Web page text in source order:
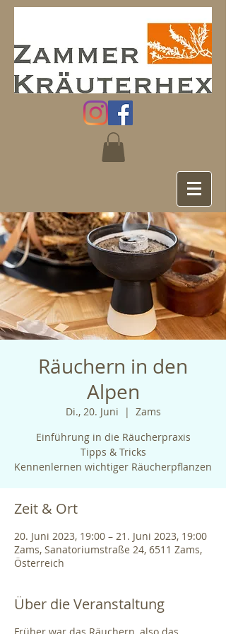
Räuchern in den
Alpen
Di., 20. Juni
  |
Zams
Einführung in die Räucherpraxis
Tipps & Tricks
Kennenlernen wichtiger Räucherpflanzen
Zeit & Ort
20. Juni 2023, 19:00 – 21. Juni 2023, 19:00
Zams, Sanatoriumstraße 24, 6511 Zams,
Österreich
Über die Veranstaltung